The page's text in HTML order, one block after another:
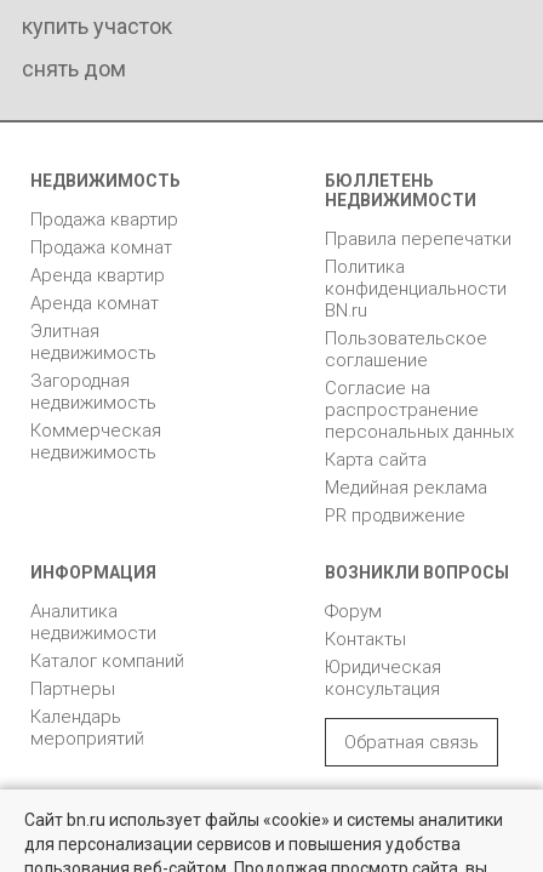
купить участок
снять дом
НЕДВИЖИМОСТЬ
Продажа квартир
Продажа комнат
Аренда квартир
Аренда комнат
Элитная
недвижимость
Загородная
недвижимость
Коммерческая
недвижимость
БЮЛЛЕТЕНЬ
НЕДВИЖИМОСТИ
Правила перепечатки
Политика
конфиденциальности
BN.ru
Пользовательское
соглашение
Согласие на
распространение
персональных данных
Карта сайта
Медийная реклама
PR продвижение
ИНФОРМАЦИЯ
Аналитика
недвижимости
Каталог компаний
Партнеры
Календарь
мероприятий
ВОЗНИКЛИ ВОПРОСЫ
Форум
Контакты
Юридическая
консультация
Обратная связь
с ограниченной
ответственностью
"Управляющая
«БН»
196105, Санкт-
Сайт bn.ru использует файлы «cookie» и системы аналитики
для персонализации сервисов и повышения удобства